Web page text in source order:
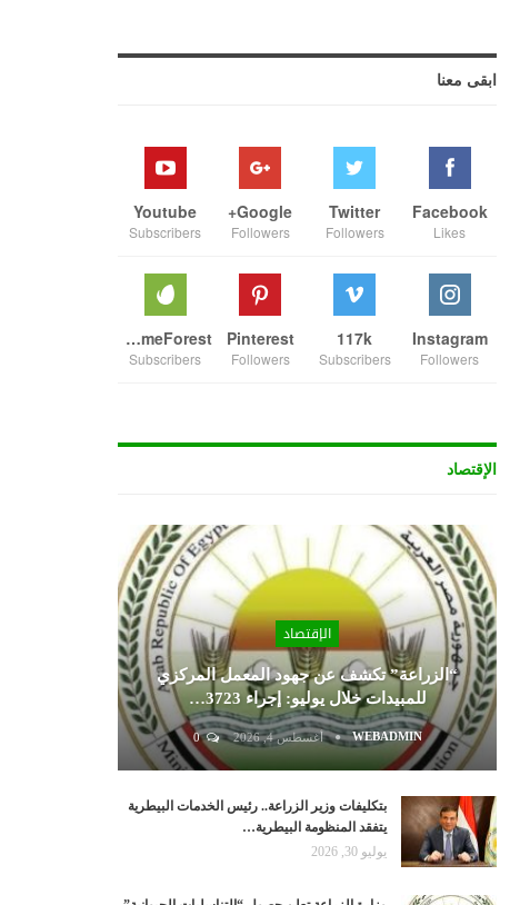
ابقى معنا
Facebook
Likes
Twitter
Followers
Google+
Followers
Youtube
Subscribers
Instagram
Followers
117k
Subscribers
Pinterest
Followers
ThemeForest
Subscribers
الإقتصاد
الإقتصاد
“الزراعة” تكشف عن جهود المعمل المركزي
للمبيدات خلال يوليو: إجراء 3723…
WEBADMIN أغسطس 4, 2026 0
بتكليفات وزير الزراعة.. رئيس الخدمات البيطرية
يتفقد المنظومة البيطرية…
يوليو 30, 2026